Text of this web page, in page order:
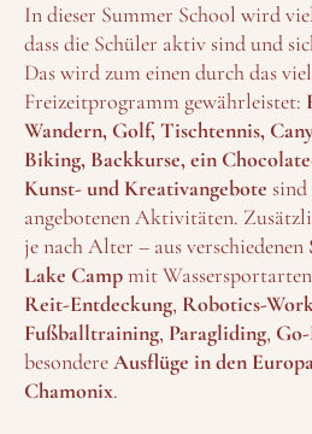
In dieser Summer School wird
dass die Schüler aktiv sind und
Das wird zum einen durch das
Freizeitprogramm gewährleistet:
Wandern, Golf, Tischtennis,
Biking, Backkurse, ein
Kunst- und Kreativangebote sind
angebotenen Aktivitäten.
je nach Alter – aus verschiedenen
Lake Campmit
Reit-Entdeckung, Robotics-
Fußballtraining, Paragliding,
besondereAusflüge in den
Chamonix.